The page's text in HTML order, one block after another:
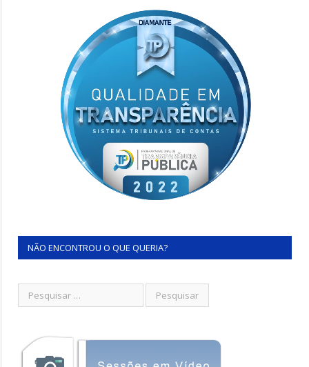
NÃO ENCONTROU O QUE QUERIA?